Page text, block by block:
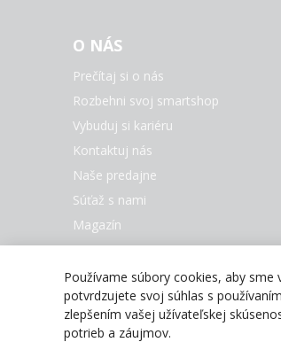
O NÁS
Prečítaj si o nás
Rozbehni svoj smartshop
Vybuduj si kariéru
Kontaktuj nás
Naše predajne
Súťaž s nami
Magazín
Používame súbory cookies, aby
potvrdzujete svoj súhlas s
zlepšením vašej užívateľskej
potrieb a záujmov.